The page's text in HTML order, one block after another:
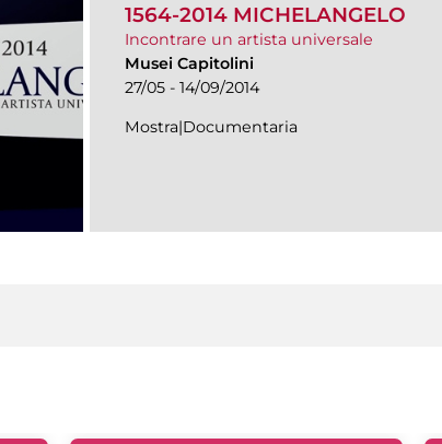
1564-2014 MICHELANGELO
Incontrare un artista universale
Musei Capitolini
27/05 - 14/09/2014
Mostra|Documentaria